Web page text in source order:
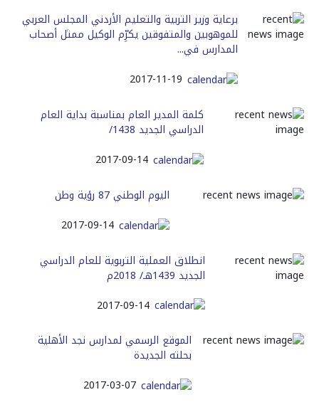
برعاية وزير التربية والتعليم الأردني المجلس العربي
للموهوبين والمتفوقين يكرِّم الوكيل ممثل أصحاب
المدارس في...
2017-11-19
كلمة المدير العام بمناسبة بداية العام
الدراسي الجديد 1438/
2017-09-14
اليوم الوطني 87 رؤية وطن
2017-09-14
انطلاق العملية التربوية للعام الدراسي
الجديد 1439هـ/ 2018م
2017-09-14
الموقع الرسمي لمدارس نجد الأهلية
بحلته الجديدة
2017-03-07